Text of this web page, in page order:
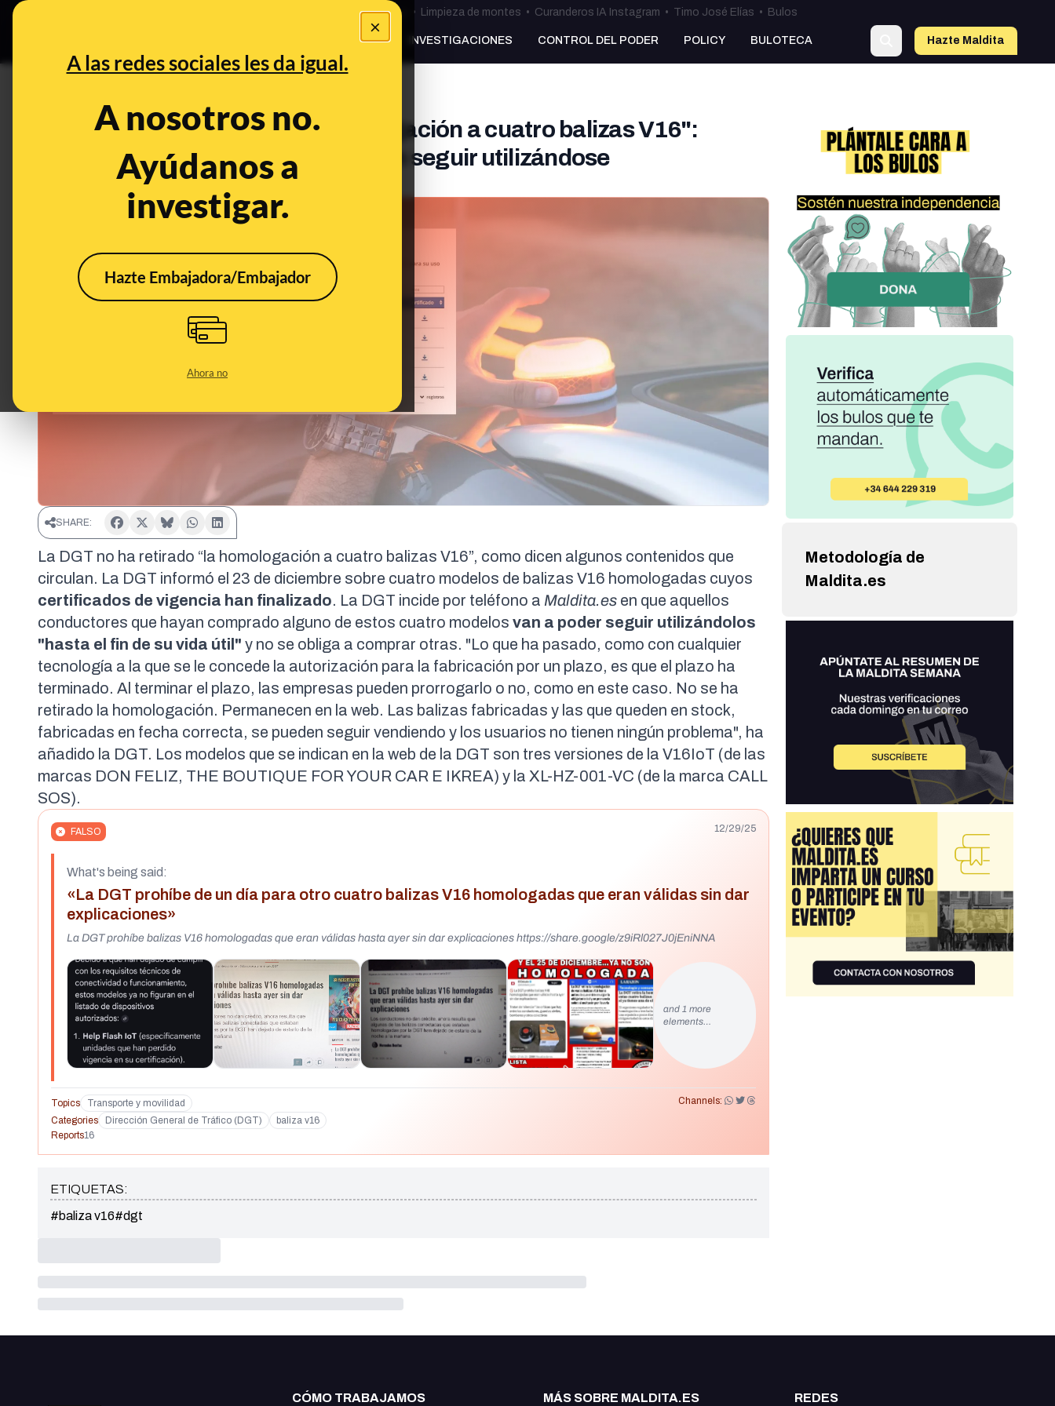
×
A las redes sociales les da igual.
A nosotros no.
Ayúdanos a
investigar.
Hazte Embajadora/Embajador
Ahora no
Bulos Ceuta • Limpieza de montes • Curanderos IA Instagram • Timo José Elías • Bulos
PREBUNKING INVESTIGACIONES CONTROL DEL PODER POLICY BULOTECA Hazte Maldita
La DGT no ha retirado "la homologación a cuatro balizas V16":
dejarán de fabricarse, pero pueden seguir utilizándose
Dec 29, 2025, 5:28:39 PM
FALSO
SHARE:
La DGT no ha retirado “la homologación a cuatro balizas V16”, como dicen algunos contenidos que
circulan. La DGT informó el 23 de diciembre sobre cuatro modelos de balizas V16 homologadas cuyos
certificados de vigencia han finalizado. La DGT incide por teléfono a Maldita.es en que aquellos
conductores que hayan comprado alguno de estos cuatro modelos van a poder seguir utilizándolos
"hasta el fin de su vida útil" y no se obliga a comprar otras. "Lo que ha pasado, como con cualquier
tecnología a la que se le concede la autorización para la fabricación por un plazo, es que el plazo ha
terminado. Al terminar el plazo, las empresas pueden prorrogarlo o no, como en este caso. No se ha
retirado la homologación. Permanecen en la web. Las balizas fabricadas y las que queden en stock,
fabricadas en fecha correcta, se pueden seguir vendiendo y los usuarios no tienen ningún problema", ha
añadido la DGT. Los modelos que se indican en la web de la DGT son tres versiones de la V16IoT (de las
marcas DON FELIZ, THE BOUTIQUE FOR YOUR CAR E IKREA) y la XL-HZ-001-VC (de la marca CALL
SOS).
FALSO 12/29/25
What's being said:
«La DGT prohíbe de un día para otro cuatro balizas V16 homologadas que eran válidas sin dar
explicaciones»
La DGT prohíbe balizas V16 homologadas que eran válidas hasta ayer sin dar explicaciones https://share.google/z9iRl027J0jEniNNA
and 1 more
elements…
Topics Transporte y movilidad
Channels:
Categories
Dirección General de Tráfico (DGT)
baliza v16
Reports16
ETIQUETAS:
#baliza v16#dgt
Metodología de
Maldita.es
CÓMO TRABAJAMOS MÁS SOBRE MALDITA.ES REDES